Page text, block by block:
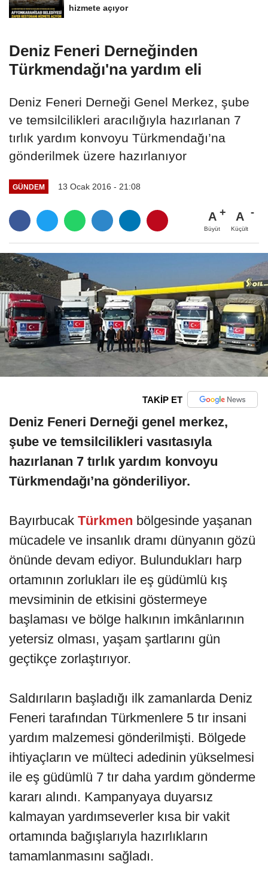
hizmete açıyor
Deniz Feneri Derneğinden
Türkmendağı'na yardım eli
Deniz Feneri Derneği Genel Merkez, şube
ve temsilcilikleri aracılığıyla hazırlanan 7
tırlık yardım konvoyu Türkmendağı’na
gönderilmek üzere hazırlanıyor
GÜNDEM 13 Ocak 2016 - 21:08
A
Büyüt
A
Küçült
TAKİP ET
Deniz Feneri Derneği genel merkez,
şube ve temsilcilikleri vasıtasıyla
hazırlanan 7 tırlık yardım konvoyu
Türkmendağı’na gönderiliyor.
Bayırbucak Türkmen bölgesinde yaşanan
mücadele ve insanlık dramı dünyanın gözü
önünde devam ediyor. Bulundukları harp
ortamının zorlukları ile eş güdümlü kış
mevsiminin de etkisini göstermeye
başlaması ve bölge halkının imkânlarının
yetersiz olması, yaşam şartlarını gün
geçtikçe zorlaştırıyor.
Saldırıların başladığı ilk zamanlarda Deniz
Feneri tarafından Türkmenlere 5 tır insani
yardım malzemesi gönderilmişti. Bölgede
ihtiyaçların ve mülteci adedinin yükselmesi
ile eş güdümlü 7 tır daha yardım gönderme
kararı alındı. Kampanyaya duyarsız
kalmayan yardımseverler kısa bir vakit
ortamında bağışlarıyla hazırlıkların
tamamlanmasını sağladı.